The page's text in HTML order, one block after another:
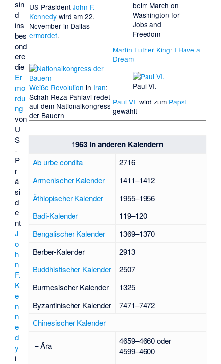
US-Präsident John F.
Kennedywird am 22.
November in Dallas
ermordet.
beim March on
Washington for
Jobs and
Freedom
Martin Luther King: I Have a
Dream
Weiße Revolution in Iran:
Schah Reza Pahlavi redet
auf dem Nationalkongress
der Bauern
Paul VI.
Paul VI. wird zum Papst
gewählt
1963 in anderen Kalendern
Ab urbe condita
2716
Armenischer Kalender
1411–1412
Äthiopischer Kalender
1955–1956
Badi-Kalender
119–120
Bengalischer Kalender
1369–1370
Berber-Kalender
2913
Buddhistischer Kalender
2507
Burmesischer Kalender
1325
Byzantinischer Kalender
7471–7472
Chinesischer Kalender
– Ära
4659–4660 oder
4599–4600
sin
d
ins
bes
ond
ere
die
Er
mo
rdu
ng
von
U
S
-
P
r
ä
si
d
e
nt
J
o
h
n
F.
K
e
n
n
e
d
y
i